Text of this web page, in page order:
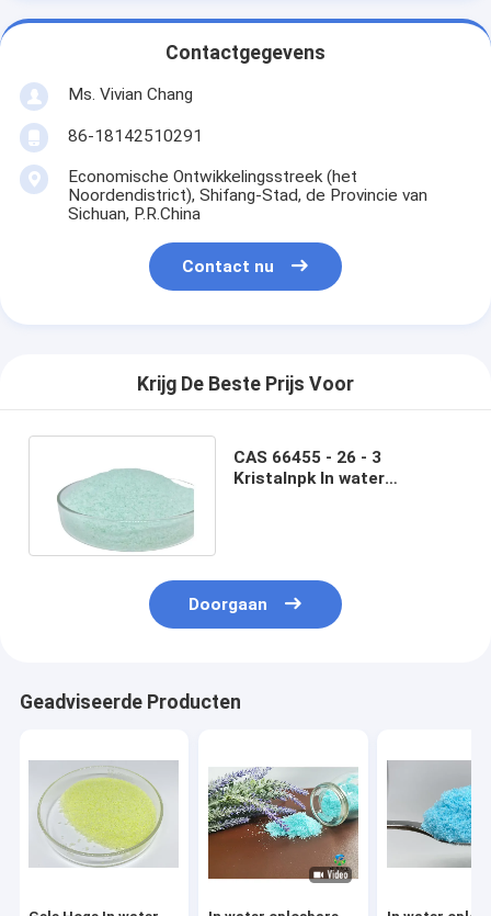
Contactgegevens
Ms. Vivian Chang
86-18142510291
Economische Ontwikkelingsstreek (het
Noordendistrict), Shifang-Stad, de Provincie van
Sichuan, P.R.China
Contact nu
Krijg De Beste Prijs Voor
CAS 66455 - 26 - 3
Kristalnpk In water
Doorgaan
Geadviseerde Producten